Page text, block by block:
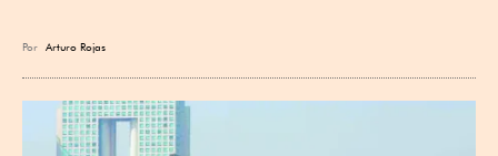
Por Arturo Rojas